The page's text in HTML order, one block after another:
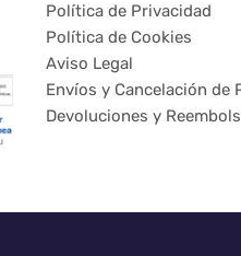
Política de Privacidad
Política de Cookies
Aviso Legal
Envíos y Cancelación de
Devoluciones y